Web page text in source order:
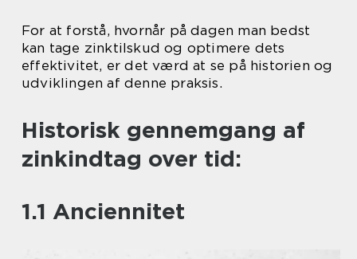
For at forstå, hvornår på dagen man bedst
kan tage zinktilskud og optimere dets
effektivitet, er det værd at se på historien og
udviklingen af denne praksis.
Historisk gennemgang af
zinkindtag over tid:
1.1 Anciennitet